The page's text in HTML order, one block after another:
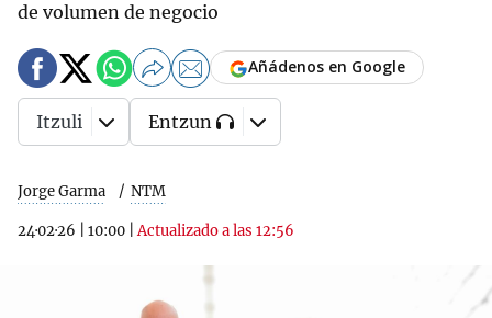
de volumen de negocio
Jorge Garma NTM
24·02·26 10:00 |Actualizado a las 12:56
Añádenos en Google
Itzuli Entzun